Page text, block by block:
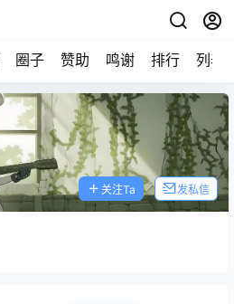
圈子 赞助 鸣谢 排行 列表
关注Ta 发私信